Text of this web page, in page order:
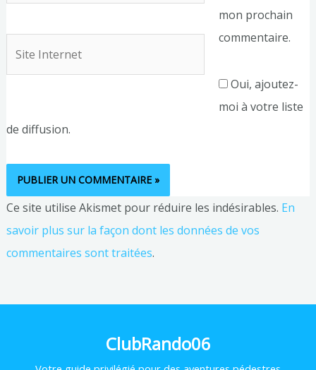
mon prochain
commentaire.
Oui, ajoutez-
moi à votre liste
de diffusion.
Ce site utilise Akismet pour réduire les indésirables. En
savoir plus sur la façon dont les données de vos
commentaires sont traitées.
ClubRando06